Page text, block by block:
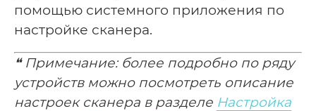
помощью системного приложения по
настройке сканера.
❝ Примечание: более подробно по ряду
устройств можно посмотреть описание
настроек сканера в разделе Настройка